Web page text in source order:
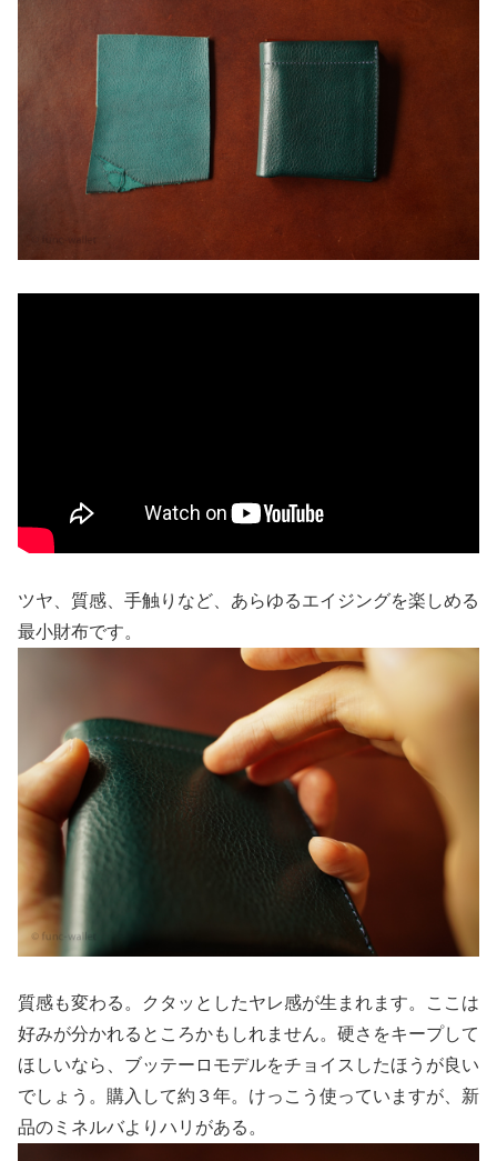
ツヤ、質感、手触りなど、あらゆるエイジングを楽しめる
最小財布です。
質感も変わる。クタッとしたヤレ感が生まれます。ここは
好みが分かれるところかもしれません。硬さをキープして
ほしいなら、ブッテーロモデルをチョイスしたほうが良い
でしょう。購入して約３年。けっこう使っていますが、新
品のミネルバよりハリがある。